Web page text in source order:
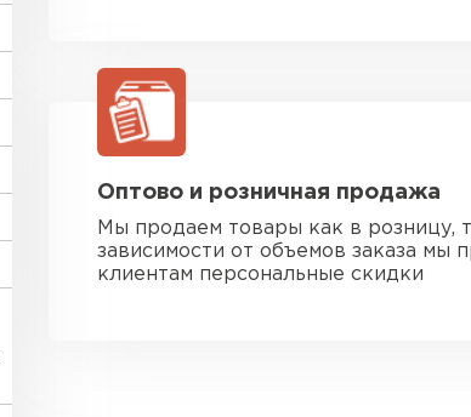
Оптово и розничная продажа
Мы продаем товары как в розницу,
зависимости от объемов заказа мы
клиентам персональные скидки